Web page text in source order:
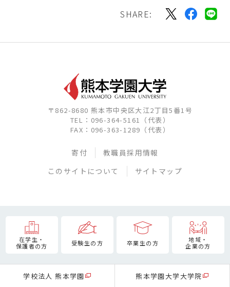
SHARE:
〒862-8680 熊本市中央区大江2丁目5番1号
TEL：096-364-5161（代表）
FAX：096-363-1289（代表）
寄付
教職員採用情報
このサイトについて
サイトマップ
在学生・
保護者の方
受験生の方 卒業生の方
地域・
企業の方
学校法人 熊本学園 熊本学園大学大学院